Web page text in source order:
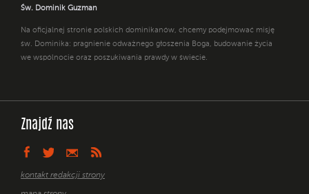
Św. Dominik Guzman
Na oficjalnej stronie polskich dominikanów, chcemy podejmować misję
św. Dominika: pragnienie odważnego głoszenia Boga, budowanie życia
we wspólnocie oraz poszukiwania prawdy w świecie.
Znajdź nas
kontakt redakcji strony